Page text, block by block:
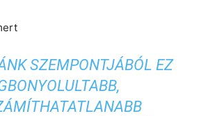
SZEMPONTJÁBÓL EZ